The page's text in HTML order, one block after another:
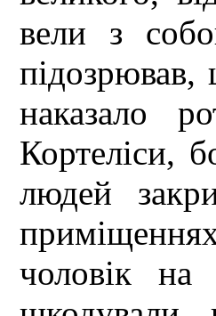
вели з
підозрював,
наказало
Кортеліси,
людей
чоловік на